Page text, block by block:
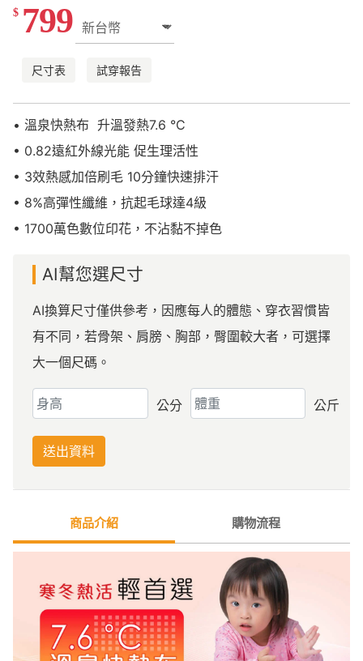
$ 799
尺寸表 試穿報告
• 溫泉快熱布 升溫發熱7.6 °C
• 0.82遠紅外線光能 促生理活性
• 3效熱感加倍刷毛 10分鐘快速排汗
• 8%高彈性纖維，抗起毛球達4級
• 1700萬色數位印花，不沾黏不掉色
AI幫您選尺寸
AI換算尺寸僅供參考，因應每人的體態、穿衣習慣皆
有不同，若骨架、肩膀、胸部，臀圍較大者，可選擇
大一個尺碼。
公分 公斤
送出資料
商品介紹 購物流程